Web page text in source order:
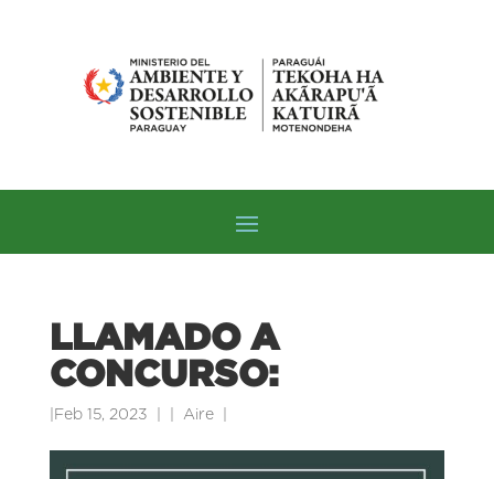
LLAMADO A
CONCURSO:
Feb 15, 2023 Aire